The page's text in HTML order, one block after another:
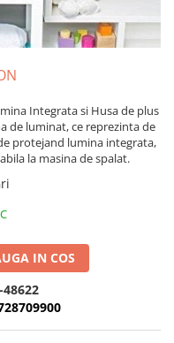
Integrata si Husa de plus
de luminat, ce reprezinta de
protejand lumina integrata,
la masina de spalat.
IN COS
48622